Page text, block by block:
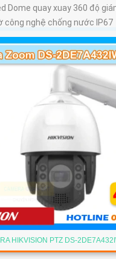
Dome quay xuay 360 độ
công nghệ chống nước IP67
HIKVISION PTZ DS-